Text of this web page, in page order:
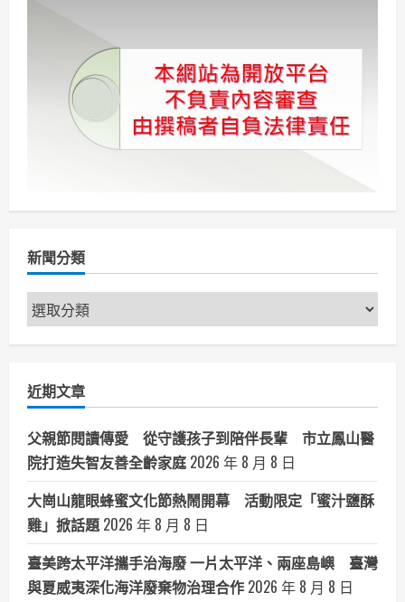
新聞分類
新
聞
近期文章
父親節閱讀傳愛 從守護孩子到陪伴長輩 市立鳳山醫
院打造失智友善全齡家庭 2026 年 8 月 8 日
大崗山龍眼蜂蜜文化節熱鬧開幕 活動限定「蜜汁鹽酥
雞」掀話題 2026 年 8 月 8 日
臺美跨太平洋攜手治海廢 一片太平洋、兩座島嶼 臺灣
與夏威夷深化海洋廢棄物治理合作 2026 年 8 月 8 日